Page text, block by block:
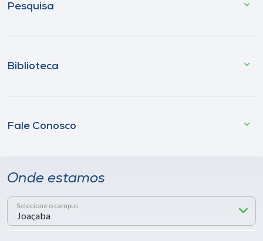
Pesquisa
Biblioteca
Fale Conosco
Onde estamos
Selecione o campus